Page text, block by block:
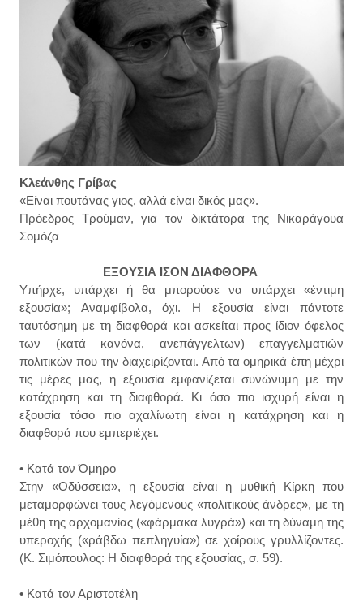
Κλεάνθης Γρίβας
«Είναι πουτάνας γιος, αλλά είναι δικός μας».
Πρόεδρος Τρούμαν, για τον δικτάτορα της Νικαράγουα
Σομόζα
ΕΞΟΥΣΙΑ ΙΣΟΝ ΔΙΑΦΘΟΡΑ
Υπήρχε, υπάρχει ή θα μπορούσε να υπάρχει «έντιμη
εξουσία»; Αναμφίβολα, όχι. Η εξουσία είναι πάντοτε
ταυτόσημη με τη διαφθορά και ασκείται προς ίδιον όφελος
των (κατά κανόνα, ανεπάγγελτων) επαγγελματιών
πολιτικών που την διαχειρίζονται. Από τα ομηρικά έπη μέχρι
τις μέρες μας, η εξουσία εμφανίζεται συνώνυμη με την
κατάχρηση και τη διαφθορά. Κι όσο πιο ισχυρή είναι η
εξουσία τόσο πιο αχαλίνωτη είναι η κατάχρηση και η
διαφθορά που εμπεριέχει.
• Κατά τον Όμηρο
Στην «Οδύσσεια», η εξουσία είναι η μυθική Κίρκη που
μεταμορφώνει τους λεγόμενους «πολιτικούς άνδρες», με τη
μέθη της αρχομανίας («φάρμακα λυγρά») και τη δύναμη της
υπεροχής («ράβδω πεπληγυία») σε χοίρους γρυλλίζοντες.
(Κ. Σιμόπουλος: Η διαφθορά της εξουσίας, σ. 59).
• Κατά τον Αριστοτέλη